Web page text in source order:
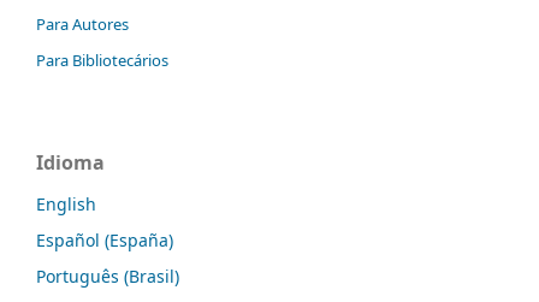
Para Autores
Para Bibliotecários
Idioma
English
Español (España)
Português (Brasil)